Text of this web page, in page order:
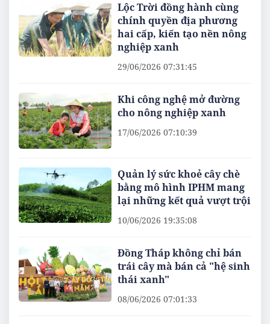
Lộc Trời đồng hành cùng
chính quyền địa phương
hai cấp, kiến tạo nền nông
nghiệp xanh
29/06/2026 07:31:45
Khi công nghệ mở đường
cho nông nghiệp xanh
17/06/2026 07:10:39
Quản lý sức khoẻ cây chè
bằng mô hình IPHM mang
lại những kết quả vượt trội
10/06/2026 19:35:08
Đồng Tháp không chỉ bán
trái cây mà bán cả "hệ sinh
thái xanh"
08/06/2026 07:01:33